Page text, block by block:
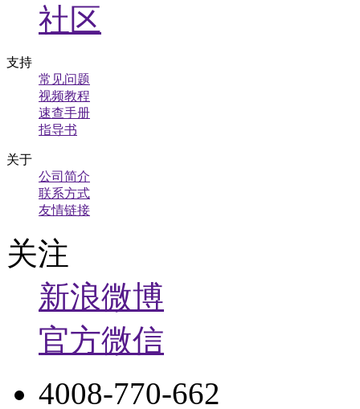
社区
支持
常见问题
视频教程
速查手册
指导书
关于
公司简介
联系方式
友情链接
关注
新浪微博
官方微信
4008-770-662